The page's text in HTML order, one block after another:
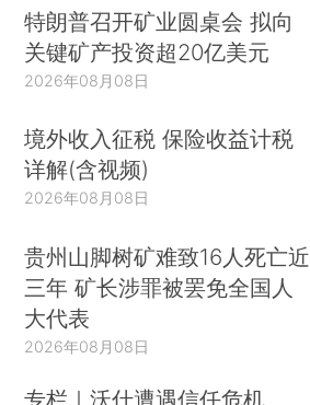
特朗普召开矿业圆桌会 拟向
关键矿产投资超20亿美元
2026年08月08日
境外收入征税 保险收益计税
详解(含视频)
2026年08月08日
贵州山脚树矿难致16人死亡近
三年 矿长涉罪被罢免全国人
大代表
2026年08月08日
专栏｜沃什遭遇信任危机